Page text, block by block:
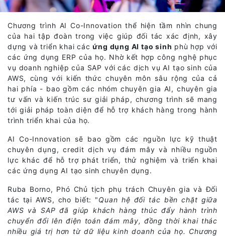
Chương trình AI Co-Innovation thể hiện tầm nhìn chung
của hai tập đoàn trong việc giúp đối tác xác định, xây
dựng và triển khai cácứng dụng AI tạo sinh phù hợp với
các ứng dụng ERP của họ. Nhờ kết hợp công nghệ phục
vụ doanh nghiệp của SAP với các dịch vụ AI tạo sinh của
AWS, cùng với kiến thức chuyên môn sâu rộng của cả
hai phía - bao gồm các nhóm chuyên gia AI, chuyên gia
tư vấn và kiến trúc sư giải pháp, chương trình sẽ mang
tới giải pháp toàn diện để hỗ trợ khách hàng trong hành
trình triển khai của họ.
AI Co-Innovation sẽ bao gồm các nguồn lực kỹ thuật
chuyên dụng, credit dịch vụ đám mây và nhiều nguồn
lực khác để hỗ trợ phát triển, thử nghiệm và triển khai
các ứng dụng AI tạo sinh chuyên dụng.
Ruba Borno, Phó Chủ tịch phụ trách Chuyên gia và Đối
tác tại AWS, cho biết: "Quan hệ đối tác bền chặt giữa
AWS và SAP đã giúp khách hàng thúc đẩy hành trình
chuyển đổi lên điện toán đám mây, đồng thời khai thác
nhiều giá trị hơn từ dữ liệu kinh doanh của họ. Chương